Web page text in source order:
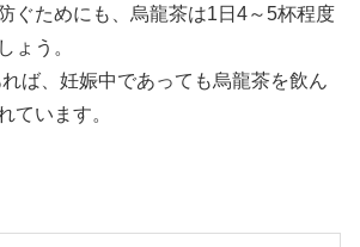
ぐためにも、烏龍茶は1日4～5杯程度
ょう。
ば、妊娠中であっても烏龍茶を飲ん
ています。